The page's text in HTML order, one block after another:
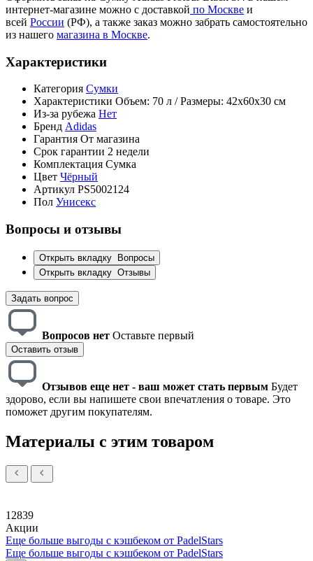
интернет-магазине можно с доставкой по Москве и
всей России (РФ), а также заказ можно забрать самостоятельно
из нашего магазина в Москве.
Характеристики
Категория Сумки
Характеристики Объем: 70 л / Размеры: 42x60x30 см
Из-за рубежа Нет
Бренд Adidas
Гарантия От магазина
Срок гарантии 2 недели
Комплектация Сумка
Цвет Чёрный
Артикул PS5002124
Пол Унисекс
Вопросы и отзывы
Открыть вкладку
Вопросы
Открыть вкладку Отзывы
Задать вопрос
Вопросов нет Оставьте первый
Оставить отзыв
Отзывов еще нет - ваш может стать первым Будет
здорово, если вы напишете свои впечатления о товаре. Это
поможет другим покупателям.
Материалы с этим товаром
12839
Акции
Еще больше выгоды с кэшбеком от PadelStars
Еще больше выгоды с кэшбеком от PadelStars